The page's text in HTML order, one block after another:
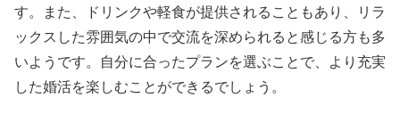
す。また、ドリンクや軽食が提供されることもあり、リラ
ックスした雰囲気の中で交流を深められると感じる方も多
いようです。自分に合ったプランを選ぶことで、より充実
した婚活を楽しむことができるでしょう。